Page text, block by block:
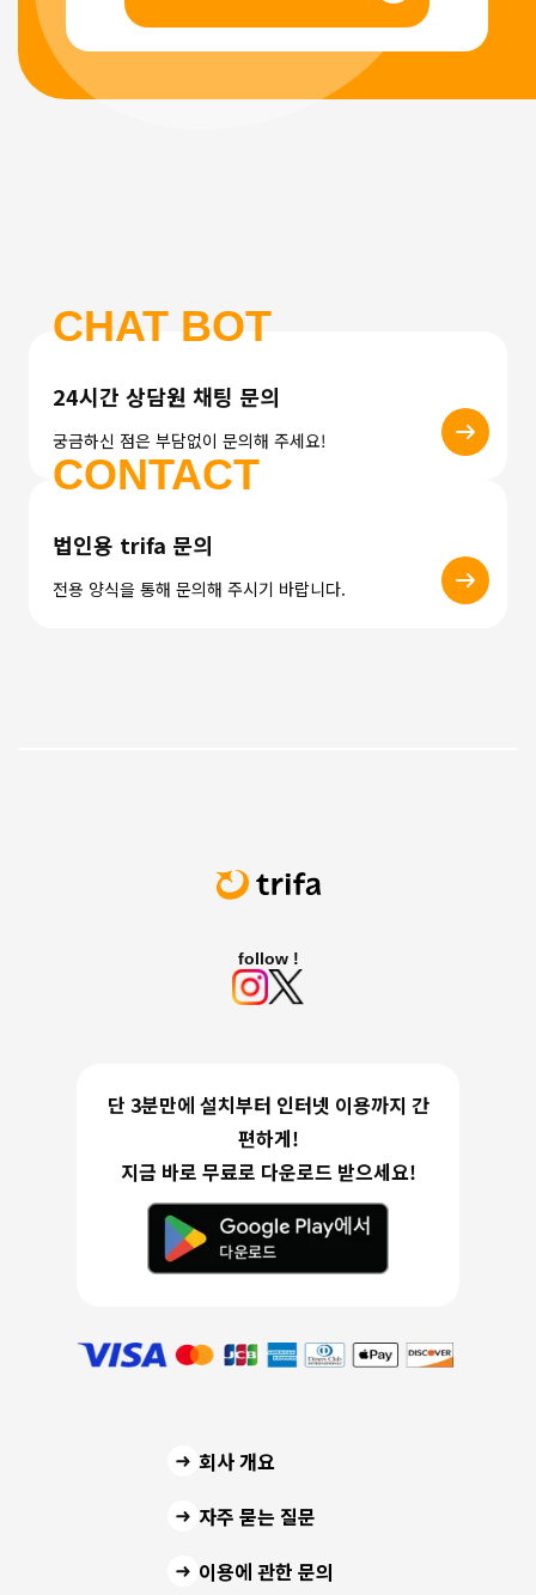
CHAT BOT
24시간 상담원 채팅 문의
궁금하신 점은 부담없이 문의해 주세요!
CONTACT
법인용 trifa 문의
전용 양식을 통해 문의해 주시기 바랍니다.
follow !
단 3분만에 설치부터 인터넷 이용까지 간
편하게!
지금 바로 무료로 다운로드 받으세요!
회사 개요
자주 묻는 질문
이용에 관한 문의